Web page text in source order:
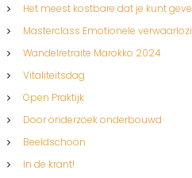
Het meest kostbare dat je kunt
Masterclass Emotionele
Wandelretraite Marokko 2024
Vitaliteitsdag
Open Praktijk
Door onderzoek onderbouwd
Beeldschoon
In de krant!